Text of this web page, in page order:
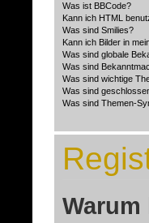
Was ist BBCode?
Kann ich HTML
Was sind Smilies?
Kann ich Bilder in
Was sind globale
Was sind
Was sind wichtige
Was sind
Was sind Themen-